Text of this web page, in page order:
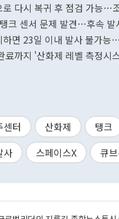
다시 복귀 후 점검 가능…
크 센서 문제 발견…후속 발
하면 23일 이내 발사 불가능
과기부, 누리호 점검 완료까지 '산화
센터 산화제 탱크
사 스페이스X 큐